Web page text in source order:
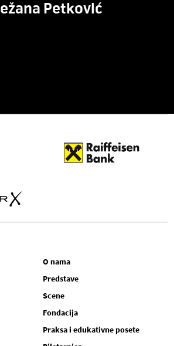
Petković
O nama
Predstave
Scene
Fondacija
Praksa i edukativne posete